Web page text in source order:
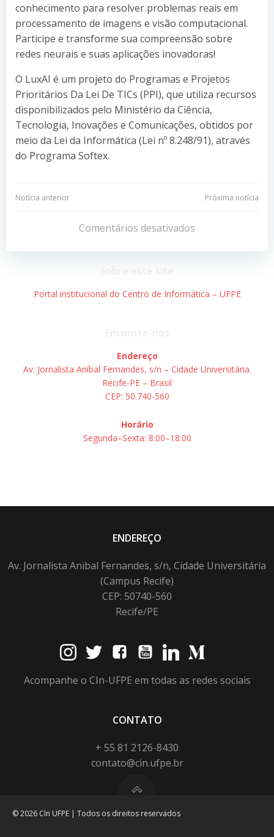
conhecimento para resolver problemas reais em
processamento de imagens e visão computacional.
Participe e transforme sua compreensão sobre
redes neurais e suas aplicações inovadoras!
O LuxAI é um projeto do Programas e Projetos
Prioritários Da Lei De TICs (PPI), que utiliza recursos
disponibilizados pelo Ministério da Ciência,
Tecnologia, Inovações e Comunicações, obtidos por
meio da Lei da Informática (Lei nº 8.248/91), através
do Programa Softex.
Navegação
Post
Notícia anterior
Navegação
de
Post
Próxima notícia
Comentários desativados
Portal institucional do Centro de Informática – UFPE
Endereço
Av. Jornalista Aníbal Fernandes, s/n – Cidade Universitária.
Recife-PE – Brasil
CEP: 50.740-560
Horário
Segunda–Sexta: 8:00–18:00
ENDEREÇO
Av. Jornalista Anibal Fernandes, s/n, Cidade Universitária
(Campus Recife)
CEP: 50740-560
Recife/PE
Acompanhe o CIn-UFPE em todas as redes sociais
CONTATO
+ 55 81 2126-8430
contato@cin.ufpe.br
© 2026 CIn UFPE | Todos os direitos reservados